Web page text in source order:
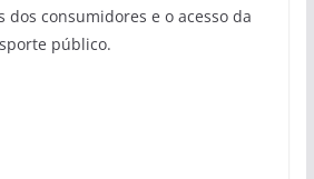
consumidores e o acesso da
público.